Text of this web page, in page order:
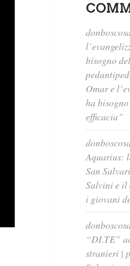
bisogno
Omar e
ha
efficacia”
Aquarius:
San
Salvini e il
i giovani
“DI.TE”
stranieri |